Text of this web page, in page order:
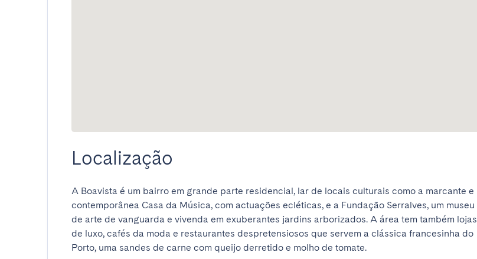
Localização
A Boavista é um bairro em grande parte residencial, lar de locais culturais como a marcante e
contemporânea Casa da Música, com actuações ecléticas, e a Fundação Serralves, um museu
de arte de vanguarda e vivenda em exuberantes jardins arborizados. A área tem também lojas
de luxo, cafés da moda e restaurantes despretensiosos que servem a clássica francesinha do
Porto, uma sandes de carne com queijo derretido e molho de tomate.